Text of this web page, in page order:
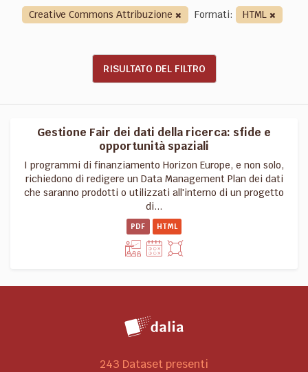
Creative Commons Attribuzione
Formati: HTML
RISULTATO DEL FILTRO
Gestione Fair dei dati della ricerca: sfide e
opportunità spaziali
I programmi di finanziamento Horizon Europe, e non solo,
richiedono di redigere un Data Management Plan dei dati
che saranno prodotti o utilizzati all'interno di un progetto
di...
PDF HTML
243 Dataset presenti